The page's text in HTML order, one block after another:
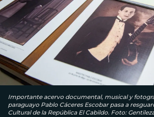
Importante acervo documental, musical y
paraguayo Pablo Cáceres Escobar pasa a
Cultural de la República El Cabildo. Foto: